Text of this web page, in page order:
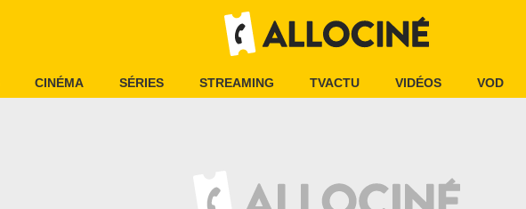
CINÉMA SÉRIES STREAMING TVACTU VIDÉOS VOD